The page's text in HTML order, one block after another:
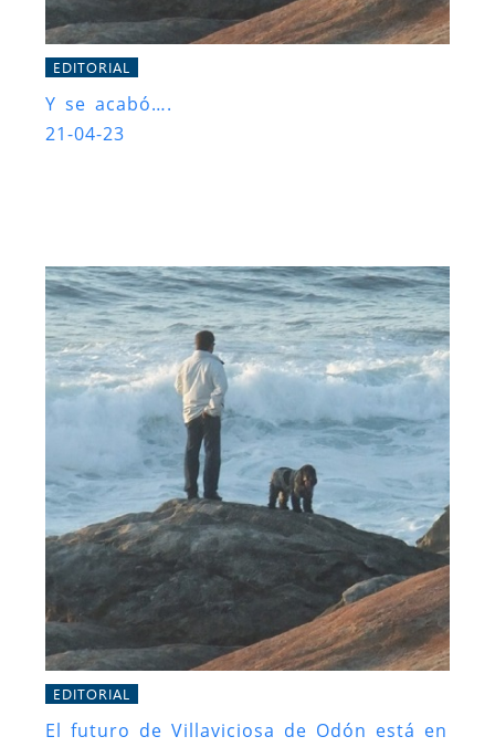
EDITORIAL
Y se acabó….
21-04-23
EDITORIAL
El futuro de Villaviciosa de Odón está en